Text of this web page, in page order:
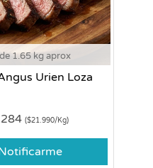
1.65 kg aprox
Urien Loza
($21.990/Kg)